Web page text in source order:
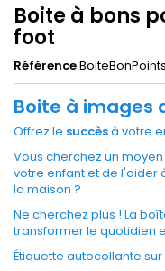
Boite à bons
foot
Référence
Boite à images
Offrez le succèsà votre
Vous cherchez un moyen
votre enfant et de l'aider
la maison ?
Ne cherchez plus ! La
transformer le quotidien
Étiquette autocollante